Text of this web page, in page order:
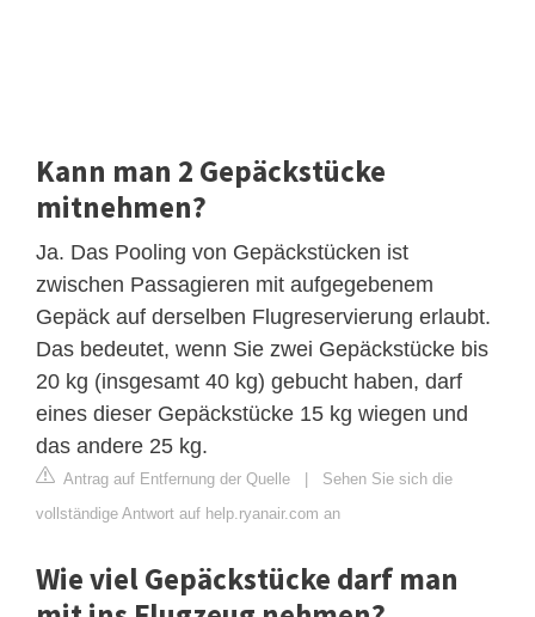
Kann man 2 Gepäckstücke
mitnehmen?
Ja. Das Pooling von Gepäckstücken ist
zwischen Passagieren mit aufgegebenem
Gepäck auf derselben Flugreservierung erlaubt.
Das bedeutet, wenn Sie zwei Gepäckstücke bis
20 kg (insgesamt 40 kg) gebucht haben, darf
eines dieser Gepäckstücke 15 kg wiegen und
das andere 25 kg.
Antrag auf Entfernung der Quelle
Sehen Sie sich die
vollständige Antwort auf help.ryanair.com an
Wie viel Gepäckstücke darf man